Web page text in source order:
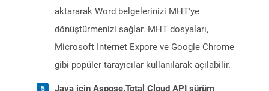
aktararak Word belgelerinizi MHT'ye
dönüştürmenizi sağlar. MHT dosyaları,
Microsoft Internet Expore ve Google Chrome
gibi popüler tarayıcılar kullanılarak açılabilir.
Java için Aspose.Total Cloud API sürüm